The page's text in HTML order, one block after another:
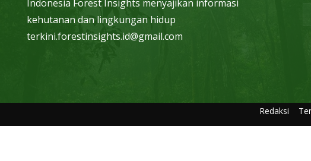
Indonesia Forest Insights menyajikan informasi
kehutanan dan lingkungan hidup
terkini.forestinsights.id@gmail.com
Redaksi